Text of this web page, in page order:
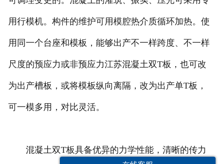
用行模机。构件的维护可用模腔热介质循环加热。使
用同一个台座和模板，能够出产不一样跨度、不一样
尺度的预应力或非预应力江苏混凝土双T板，也可改
为出产槽板，或将模板纵向离隔，改为出产单T板，
可一模多用，对比灵活。
混凝土双T板具备优异的力学性能，清晰的传力